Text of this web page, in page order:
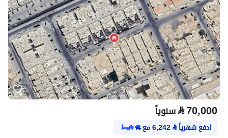
⃁70,000 سنوياً
ادفع شهرياً⃁
6,242مع